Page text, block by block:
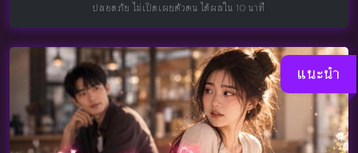
ปลอดภัย ไม่เปิดเผยตัวตน ได้ผลใน 10 นาที
แนะนำ